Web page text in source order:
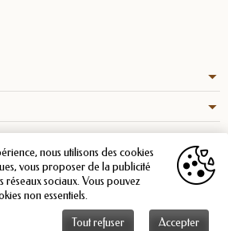
nous utilisons des cookies
vous proposer de la publicité
réseaux sociaux. Vous pouvez
non essentiels.
Tout refuser
Accepter